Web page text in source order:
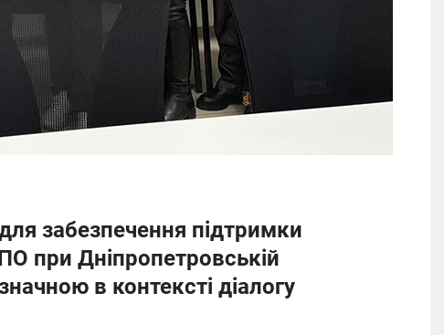
забезпечення підтримки
при Дніпропетровській
в контексті діалогу